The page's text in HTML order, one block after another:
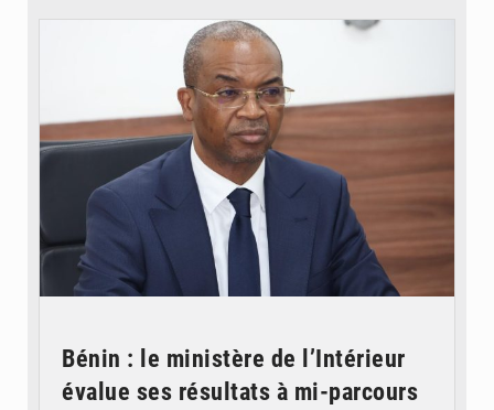
Bénin : le ministère de l’Intérieur
évalue ses résultats à mi-parcours